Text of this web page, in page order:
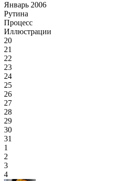
Январь 2006
Рутина
Процесс
Иллюстрации
20
21
22
23
24
25
26
27
28
29
30
31
1
2
3
4